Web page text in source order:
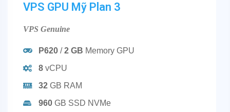
VPS GPU Mỹ Plan 3
VPS Genuine
P620/2 GB Memory GPU
8 vCPU
32GB RAM
960GB SSD NVMe